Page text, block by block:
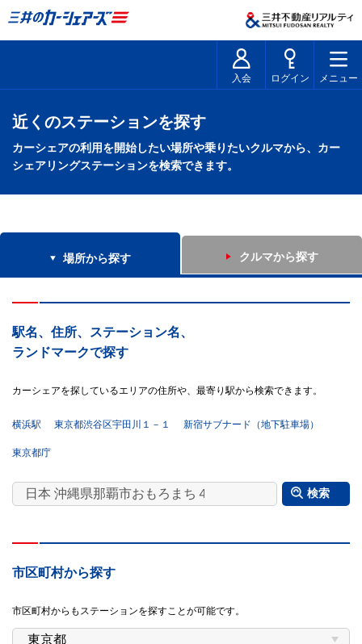
入会 ログイン メニュー
近くのステーションを探す
カーシェアの利用を開始したい場所や乗りたいクルマから、カー
シェアリングステーションを検索できます。
場所から探す クルマから探す
駅名、住所、ステーション名、
ランドマークで探す
カーシェアを探しているエリアの住所や、最寄り駅から検索できます。
横浜駅 東京都渋谷区宇田川１－１ 新宿サブナード（地下駐車場）
東京都庁
検索
市区町村から探す
市区町村からもステーションを探すことが可能です。